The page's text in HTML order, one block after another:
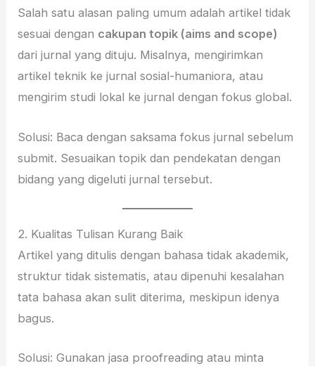
Salah satu alasan paling umum adalah artikel tidak
sesuai dengan cakupan topik (aims and scope)
dari jurnal yang dituju. Misalnya, mengirimkan
artikel teknik ke jurnal sosial-humaniora, atau
mengirim studi lokal ke jurnal dengan fokus global.
Solusi: Baca dengan saksama fokus jurnal sebelum
submit. Sesuaikan topik dan pendekatan dengan
bidang yang digeluti jurnal tersebut.
2. Kualitas Tulisan Kurang Baik
Artikel yang ditulis dengan bahasa tidak akademik,
struktur tidak sistematis, atau dipenuhi kesalahan
tata bahasa akan sulit diterima, meskipun idenya
bagus.
Solusi: Gunakan jasa proofreading atau minta